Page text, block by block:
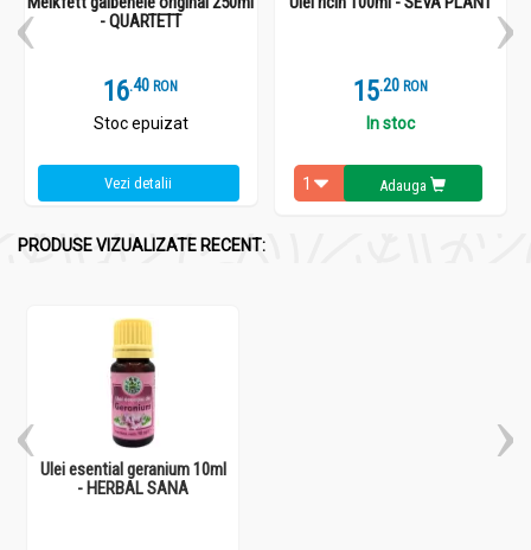
- QUARTETT
16.4 RON
Stoc epuizat
Vezi detalii
15.2 RON
In stoc
Adauga
PRODUSE VIZUALIZATE RECENT:
Ulei esential geranium 10ml
- HERBAL SANA